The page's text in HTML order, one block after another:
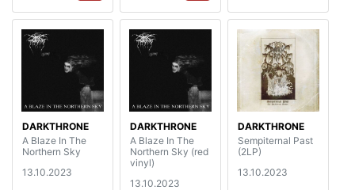
DARKTHRONE
A Blaze In The
Northern Sky
13.10.2023
DARKTHRONE
A Blaze In The
Northern Sky (red
vinyl)
13.10.2023
DARKTHRONE
Sempiternal Past
(2LP)
13.10.2023